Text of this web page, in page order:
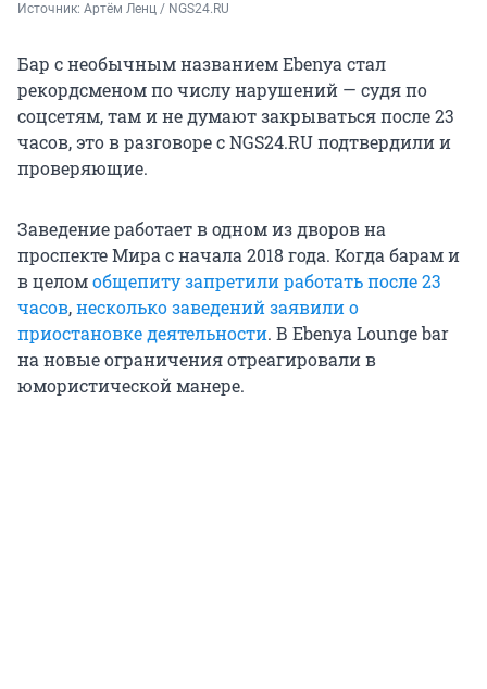
Источник: Артём Ленц / NGS24.RU
Бар с необычным названием Еbenyа стал
рекордсменом по числу нарушений — судя по
соцсетям, там и не думают закрываться после 23
часов, это в разговоре с NGS24.RU подтвердили и
проверяющие.
Заведение работает в одном из дворов на
проспекте Мира с начала 2018 года. Когда барам и
в целомобщепиту запретили работать после 23
часов,несколько заведений заявили о
приостановке деятельности. В Еbenyа Lounge bar
на новые ограничения отреагировали в
юмористической манере.